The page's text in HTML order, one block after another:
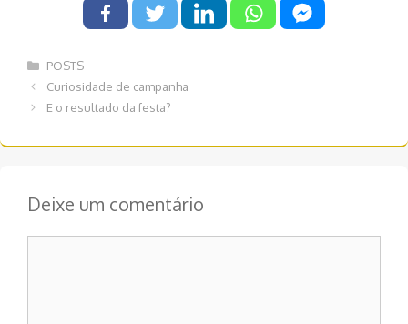
Categorias
POSTS
Navegação
Curiosidade de campanha
E o resultado da festa?
Deixe um comentário